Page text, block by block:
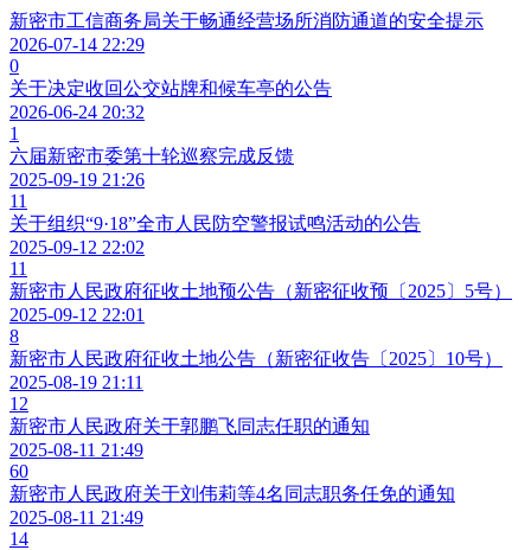
新密市工信商务局关于畅通经营场所消防通道的安全提示
2026-07-14 22:29
0
关于决定收回公交站牌和候车亭的公告
2026-06-24 20:32
1
六届新密市委第十轮巡察完成反馈
2025-09-19 21:26
11
关于组织“9·18”全市人民防空警报试鸣活动的公告
2025-09-12 22:02
11
新密市人民政府征收土地预公告（新密征收预〔2025〕5号）
2025-09-12 22:01
8
新密市人民政府征收土地公告（新密征收告〔2025〕10号）
2025-08-19 21:11
12
新密市人民政府关于郭鹏飞同志任职的通知
2025-08-11 21:49
60
新密市人民政府关于刘伟莉等4名同志职务任免的通知
2025-08-11 21:49
14